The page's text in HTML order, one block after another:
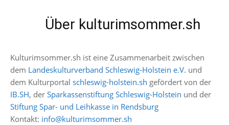
Über kulturimsommer.sh
Kulturimsommer.sh ist eine Zusammenarbeit zwischen
dem Landeskulturverband Schleswig-Holstein e.V. und
dem Kulturportal schleswig-holstein.sh gefördert von der
IB.SH, der Sparkassenstiftung Schleswig-Holstein und der
Stiftung Spar- und Leihkasse in Rendsburg
Kontakt: info@kulturimsommer.sh